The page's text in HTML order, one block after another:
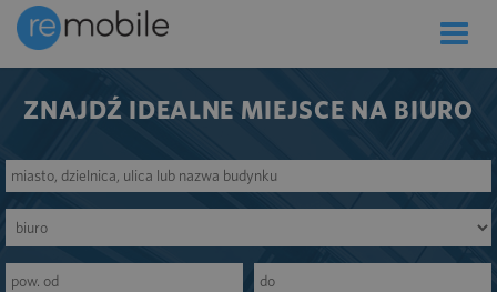
Toggle
ZNAJDŹ IDEALNE MIEJSCE NA BIURO